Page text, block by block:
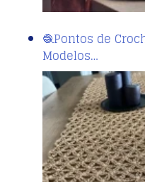
🧶Pontos de
Modelos…